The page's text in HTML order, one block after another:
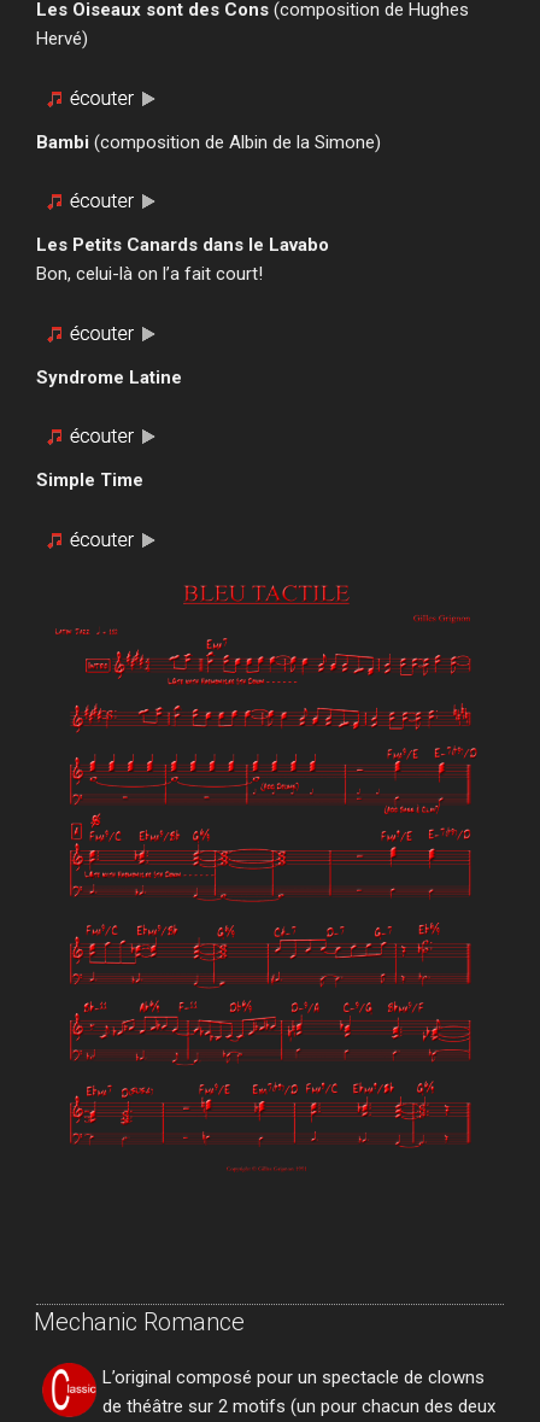
Les Oiseaux sont des Cons (composition de Hughes
Hervé)
Bambi (composition de Albin de la Simone)
Les Petits Canards dans le Lavabo
Bon, celui-là on l’a fait court!
Syndrome Latine
Simple Time
Mechanic Romance
L’original composé pour un spectacle de clowns
de théâtre sur 2 motifs (un pour chacun des deux